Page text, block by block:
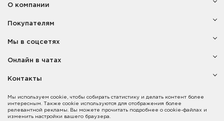
Мы используем cookie, чтобы собирать статистику и делать контент более
интересным. Также cookie используются для отображения более
релевантной рекламы. Вы можете прочитать подробнее о cookie-файлах и
изменить настройки вашего браузера.
Покупателям
О компании
Мы в соцсетях
Онлайн в чатах
Контакты